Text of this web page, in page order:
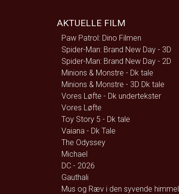
AKTUELLE FILM
Paw Patrol: Dino Filmen
Spider-Man: Brand New Day - 3D
Spider-Man: Brand New Day - 2D
Minions & Monstre - Dk tale
Minions & Monstre - 3D Dk tale
Vores Løfte - Dk undertekster
Vores Løfte
Toy Story 5 - Dk tale
Vaiana - Dk Tale
The Odyssey
Michael
DC - 2026
Gauthali
Mus og Ræv i den syvende himmel